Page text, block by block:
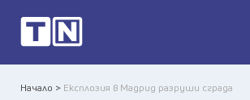
Начало > Експлозия в Мадрид разруши сграда